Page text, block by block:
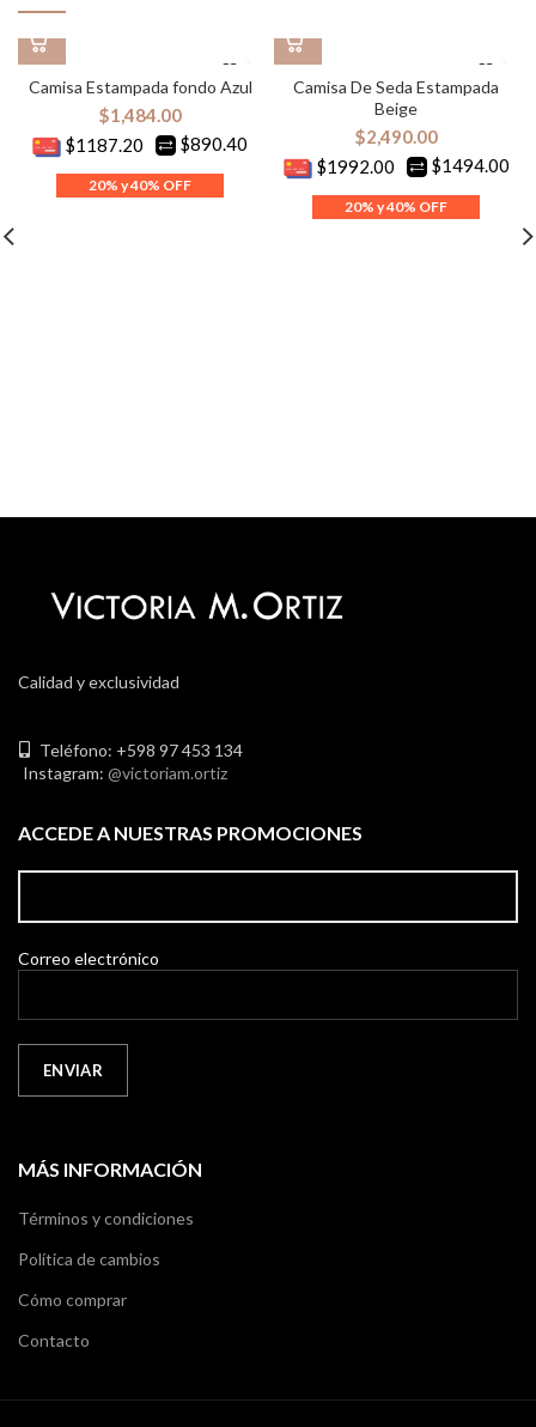
Camisa Estampada fondo Azul
$1,484.00
$1187.20
$890.40
Camisa De Seda Estampada
Beige
$2,490.00
$1992.00
$1494.00
Calidad y exclusividad
Teléfono: +598 97 453 134
Instagram: @victoriam.ortiz
ACCEDE A NUESTRAS PROMOCIONES
Correo electrónico
MÁS INFORMACIÓN
Términos y condiciones
Política de cambios
Cómo comprar
Contacto